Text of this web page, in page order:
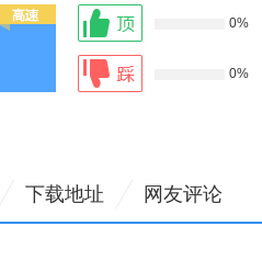
0%
0%
下载地址 网友评论